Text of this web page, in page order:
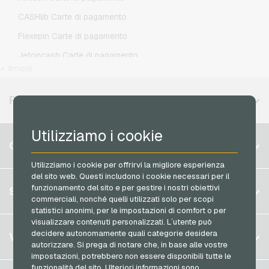
Utilizziamo i cookie
Utilizziamo i cookie per offrirvi la migliore esperienza
del sito web. Questi includono i cookie necessari per il
funzionamento del sito e per gestire i nostri obiettivi
commerciali, nonché quelli utilizzati solo per scopi
statistici anonimi, per le impostazioni di comfort o per
visualizzare contenuti personalizzati. L´utente può
decidere autonomamente quali categorie desidera
autorizzare. Si prega di notare che, in base alle vostre
impostazioni, potrebbero non essere disponibili tutte le
CASHlib Carte di pagamento
Flexepin Carte di pagamento
Jetoncash Carte di pagamento
Neosurf Carte di pagamento
Razer Gold Carte di pagamento
Transcash Carte di pagamento
REGIONI DISPONIBILI
Belgio
Germania (DE)
Germania (EN)
Francia
Italia
Paesi Bassi
CONTO
Registrati
Accedi
Il mio carrello
SERVIZIO
FAQ
Metodi di pagamento
VGO-SHOP